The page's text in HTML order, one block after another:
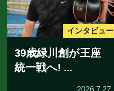
インタビュー
39歳緑川創が王座
統一戦へ! ...
2026.7.27